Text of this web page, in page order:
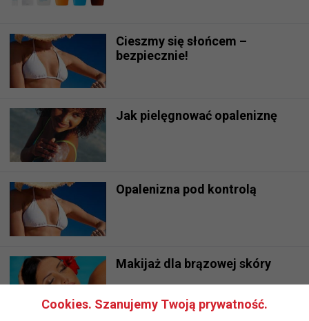
Cieszmy się słońcem –
bezpiecznie!
Jak pielęgnować opaleniznę
Opalenizna pod kontrolą
Makijaż dla brązowej skóry
Cookies. Szanujemy Twoją prywatność.